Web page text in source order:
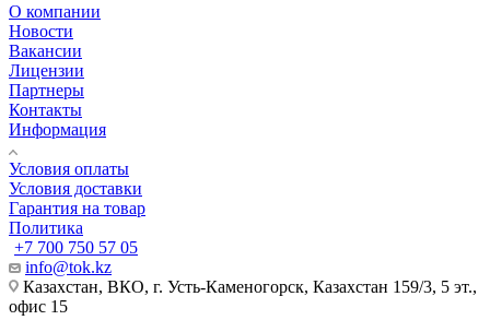
О компании
Новости
Вакансии
Лицензии
Партнеры
Контакты
Информация
Условия оплаты
Условия доставки
Гарантия на товар
Политика
+7 700 750 57 05
info@tok.kz
Казахстан, ВКО, г. Усть-Каменогорск, Казахстан 159/3, 5 эт.,
офис 15